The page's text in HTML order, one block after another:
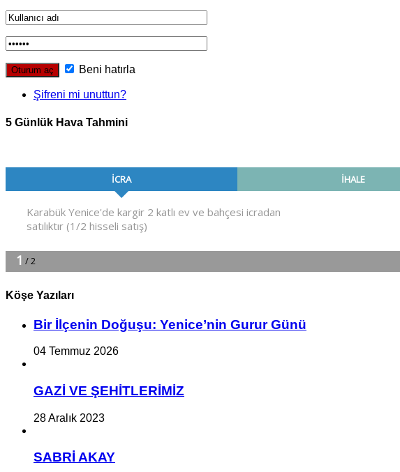
Beni hatırla
Şifreni mi unuttun?
5 Günlük Hava Tahmini
Köşe Yazıları
Bir İlçe­nin Do­ğu­şu: Ye­ni­ce’nin Gurur Günü
04 Temmuz 2026
GAZİ VE ŞEHİTLERİMİZ
28 Aralık 2023
SABRİ AKAY